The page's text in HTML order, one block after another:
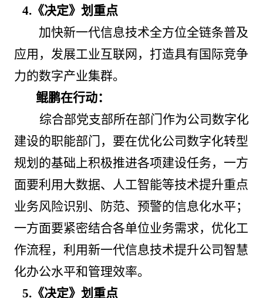
4.《决定》划重点
加快新一代信息技术全方位全链条普及
应用，发展工业互联网，打造具有国际竞争
力的数字产业集群。
鲲鹏在行动：
综合部党支部所在部门作为公司数字化
建设的职能部门，要在优化公司数字化转型
规划的基础上积极推进各项建设任务，一方
面要利用大数据、人工智能等技术提升重点
业务风险识别、防范、预警的信息化水平；
一方面要紧密结合各单位业务需求，优化工
作流程，利用新一代信息技术提升公司智慧
化办公水平和管理效率。
5.《决定》划重点